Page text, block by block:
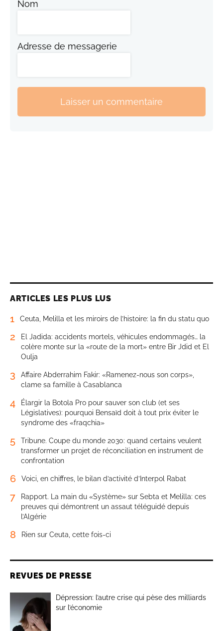
Nom
Adresse de messagerie
Laisser un commentaire
ARTICLES LES PLUS LUS
1 Ceuta, Melilla et les miroirs de l’histoire: la fin du statu quo
2
El Jadida: accidents mortels, véhicules endommagés… la
colère monte sur la «route de la mort» entre Bir Jdid et El
Oulja
3
Affaire Abderrahim Fakir: «Ramenez-nous son corps»,
clame sa famille à Casablanca
4
Élargir la Botola Pro pour sauver son club (et ses
Législatives): pourquoi Bensaïd doit à tout prix éviter le
syndrome des «fraqchia»
5
Tribune. Coupe du monde 2030: quand certains veulent
transformer un projet de réconciliation en instrument de
confrontation
6 Voici, en chiffres, le bilan d’activité d’Interpol Rabat
7
Rapport. La main du «Système» sur Sebta et Melilla: ces
preuves qui démontrent un assaut téléguidé depuis
l’Algérie
8 Rien sur Ceuta, cette fois-ci
REVUES DE PRESSE
Dépression: l’autre crise qui pèse des milliards
sur l’économie